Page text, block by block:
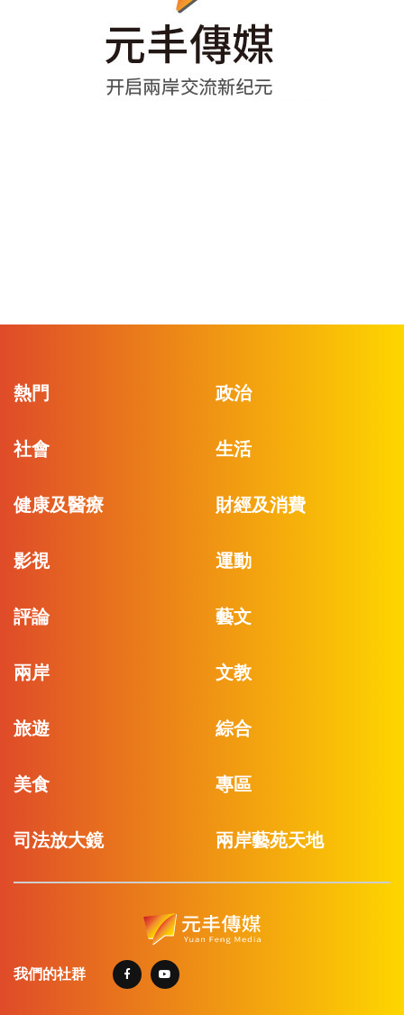
熱門 政治
社會 生活
健康及醫療 財經及消費
影視 運動
評論 藝文
兩岸 文教
旅遊 綜合
美食 專區
司法放大鏡 兩岸藝苑天地
我們的社群